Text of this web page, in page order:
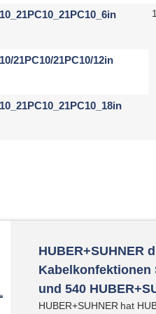
21PC10/21PC10/12in
HUBER+SUHNER
Kabelkonfektionen
und 540
HUBER+SUHNER hat